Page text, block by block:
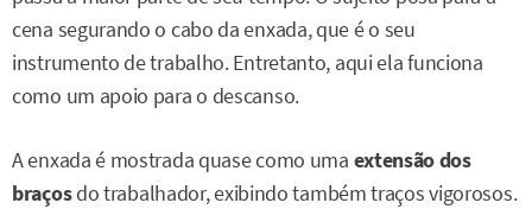
cena segurando o cabo da enxada, que é o seu
instrumento de trabalho. Entretanto, aqui ela funciona
como um apoio para o descanso.
A enxada é mostrada quase como uma extensão dos
braçosdo trabalhador, exibindo também traços vigorosos.